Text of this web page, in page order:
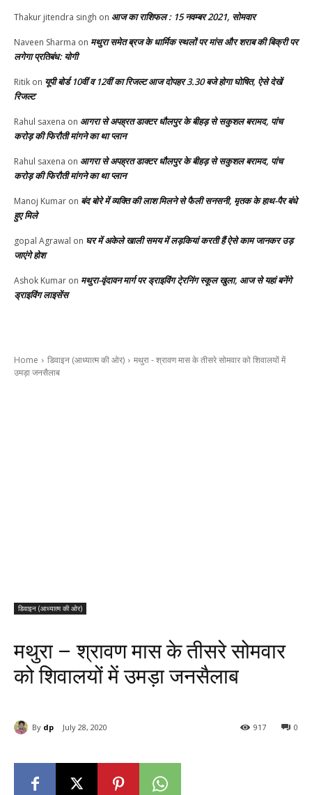
Thakur jitendra singh on आज का राशिफल : 15 नवम्बर 2021, सोमवार
Naveen Sharma on मथुरा समेत ब्रज के धार्मिक स्थलों पर मांस और शराब की बिक्री पर
लगेगा प्रतिबंध: योगी
Ritik on यूपी बोर्ड 10वीं व 12वीं का रिजल्ट आज दोपहर 3.30 बजे होगा घोषित, ऐसे देखें
रिजल्ट
Rahul saxena on आगरा से अपह्रत डाक्टर धौलपुर के बीहड़ से सकुशल बरामद, पांच
करोड़ की फिरौती मांगने का था प्लान
Rahul saxena on आगरा से अपह्रत डाक्टर धौलपुर के बीहड़ से सकुशल बरामद, पांच
करोड़ की फिरौती मांगने का था प्लान
Manoj Kumar on बंद बोरे में व्यक्ति की लाश मिलने से फैली सनसनी, मृतक के हाथ-पैर बंधे
हुए मिले
gopal Agrawal on घर में अकेले खाली समय में लड़कियां करती हैं ऐसे काम जानकर उड़
जाएंगे होश
Ashok Kumar on मथुरा-वृंदावन मार्ग पर ड्राइविंग टे्रनिंग स्कूल खुला, आज से यहां बनेंगे
ड्राइविंग लाइसेंस